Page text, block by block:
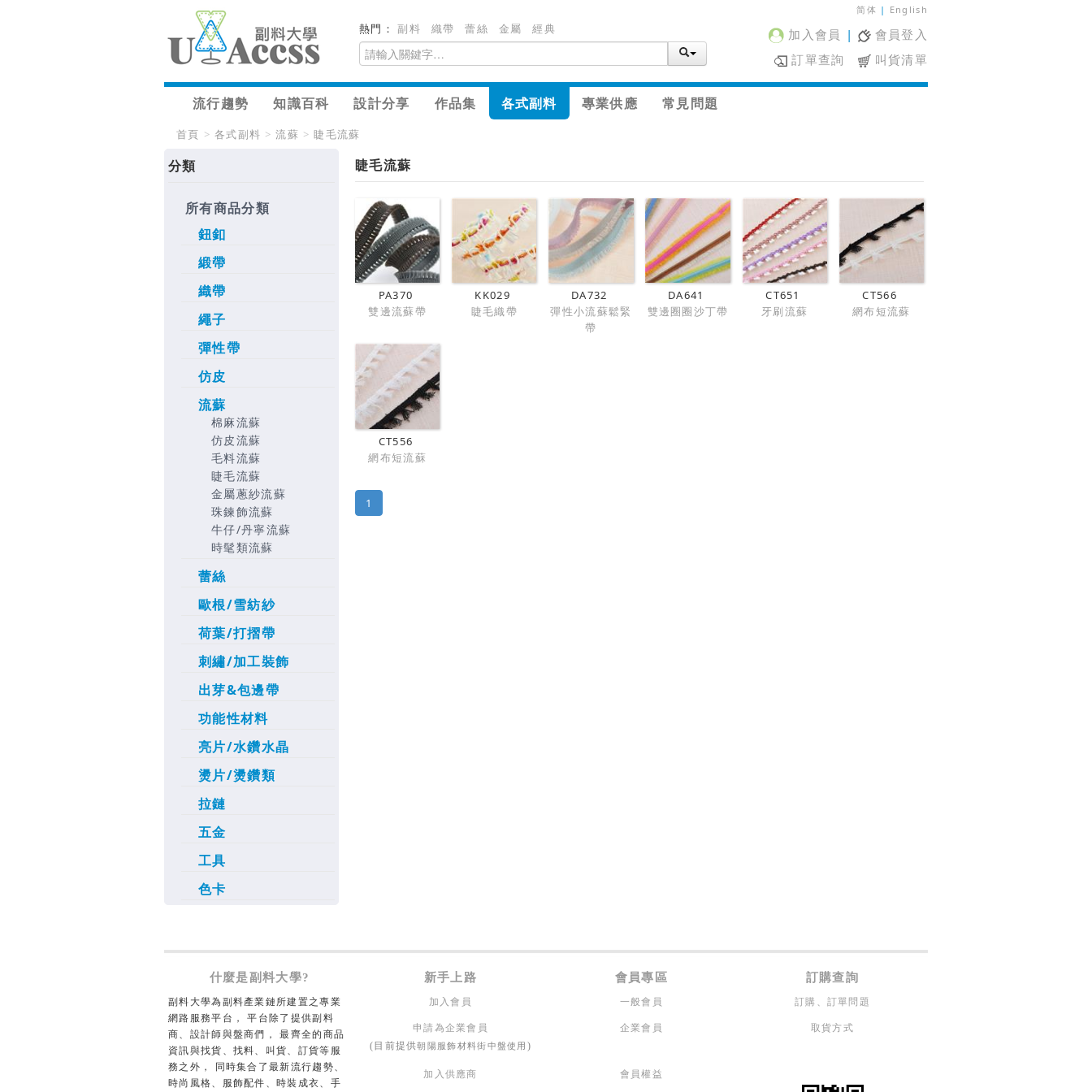
熱門：副料 織帶 蕾絲 金屬 經典
简体 | English
加入會員 |
會員登入
訂單查詢
叫貨清單
流行趨勢 知識百科 設計分享 作品集 各式副料 專業供應 常見問題
首頁 > 各式副料 > 流蘇 > 睫毛流蘇
分類
所有商品分類
鈕釦
緞帶
織帶
繩子
彈性帶
仿皮
流蘇
棉麻流蘇
仿皮流蘇
毛料流蘇
睫毛流蘇
金屬蔥紗流蘇
珠鍊飾流蘇
牛仔/丹寧流蘇
時髦類流蘇
蕾絲
歐根/雪紡紗
荷葉/打摺帶
刺繡/加工裝飾
出芽&包邊帶
功能性材料
亮片/水鑽水晶
燙片/燙鑽類
拉鏈
五金
工具
色卡
睫毛流蘇
PA370
雙邊流蘇帶
KK029
睫毛織帶
DA732
彈性小流蘇鬆緊
帶
DA641
雙邊圈圈沙丁帶
CT651
牙刷流蘇
CT566
網布短流蘇
CT556
網布短流蘇
1
什麼是副料大學? 新手上路 會員專區 訂購查詢
副料大學為副料產業鏈所建置之專業
網路服務平台， 平台除了提供副料
商、設計師與盤商們， 最齊全的商品
資訊與找貨、找料、叫貨、訂貨等服
務之外， 同時集合了最新流行趨勢、
時尚風格、服飾配件、時裝成衣、手
加入會員 一般會員 訂購、訂單問題
申請為企業會員
(目前提供朝陽服飾材料街中盤使用 )
企業會員 取貨方式
加入供應商 會員權益